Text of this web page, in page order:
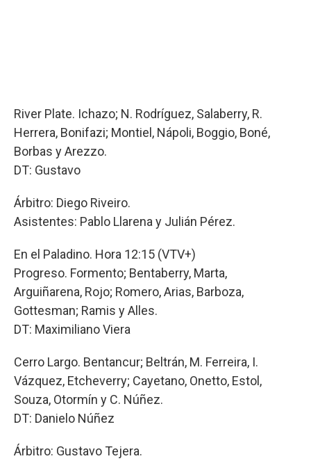
River Plate. Ichazo; N. Rodríguez, Salaberry, R.
Herrera, Bonifazi; Montiel, Nápoli, Boggio, Boné,
Borbas y Arezzo.
DT: Gustavo
Árbitro: Diego Riveiro.
Asistentes: Pablo Llarena y Julián Pérez.
En el Paladino. Hora 12:15 (VTV+)
Progreso. Formento; Bentaberry, Marta,
Arguiñarena, Rojo; Romero, Arias, Barboza,
Gottesman; Ramis y Alles.
DT: Maximiliano Viera
Cerro Largo. Bentancur; Beltrán, M. Ferreira, I.
Vázquez, Etcheverry; Cayetano, Onetto, Estol,
Souza, Otormín y C. Núñez.
DT: Danielo Núñez
Árbitro: Gustavo Tejera.